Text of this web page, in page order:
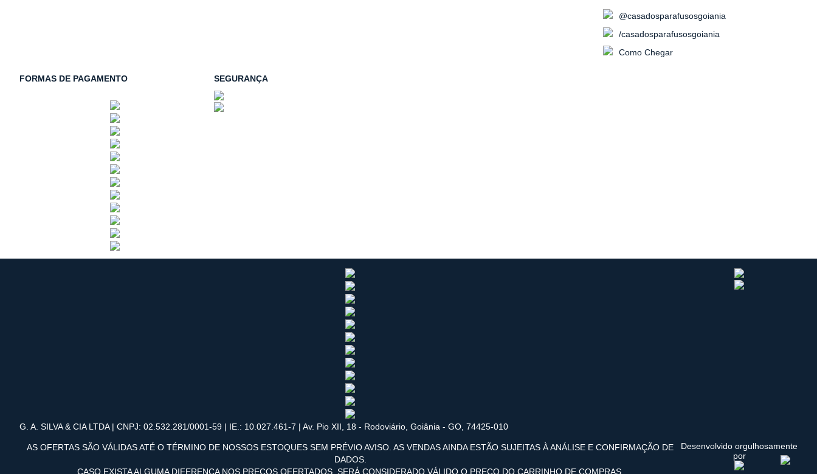
@casadosparafusosgoiania
/casadosparafusosgoiania
Como Chegar
FORMAS DE PAGAMENTO SEGURANÇA
G. A. SILVA & CIA LTDA | CNPJ: 02.532.281/0001-59 | IE.: 10.027.461-7 | Av. Pio XII, 18 - Rodoviário, Goiânia - GO, 74425-010
AS OFERTAS SÃO VÁLIDAS ATÉ O TÉRMINO DE NOSSOS ESTOQUES SEM PRÉVIO AVISO. AS VENDAS AINDA ESTÃO SUJEITAS À ANÁLISE E CONFIRMAÇÃO DE
DADOS.
CASO EXISTA ALGUMA DIFERENÇA NOS PREÇOS OFERTADOS, SERÁ CONSIDERADO VÁLIDO O PREÇO DO CARRINHO DE COMPRAS.
Desenvolvido orgulhosamente
por